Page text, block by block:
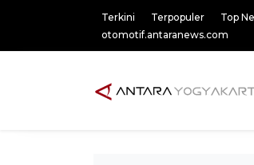
Terkini Terpopuler Top
otomotif.antaranews.com